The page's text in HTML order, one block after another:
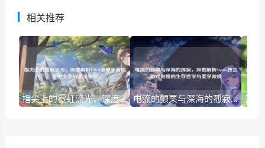
相关推荐
指尖上的霓虹流光，深度解析CSGO液体手套的前世今生与美学玄学 电流的颤栗与深海的孤寂，深度解析Steam独立游戏电鳗的生存哲学与美学救赎